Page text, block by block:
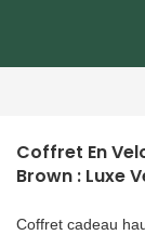
Coffret En
Brown : Luxe
Coffret cadeau